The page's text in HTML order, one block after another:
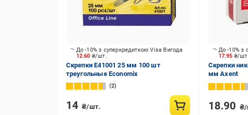
12.60 ₴/шт.
До -10% з суперкредиткою Visa Вигода
Скрепки E41001 25 мм 100 шт
треугольные Economix
2
14 ₴/шт.
17.95 ₴/шт.
До -10% з
Скрепки
мм Axent
18.90 ₴/